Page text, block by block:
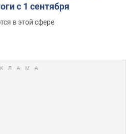
с 1 сентября
в этой сфере